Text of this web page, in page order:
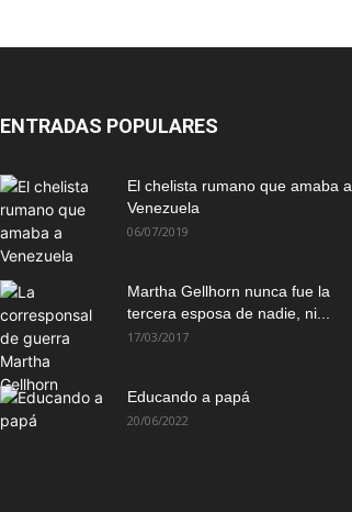
ENTRADAS POPULARES
El chelista rumano que amaba a
Venezuela
06/07/2019
Martha Gellhorn nunca fue la
tercera esposa de nadie, ni...
17/03/2017
Educando a papá
20/06/2022